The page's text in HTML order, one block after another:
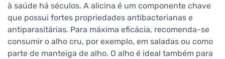
à saúde há séculos. A alicina é um componente chave
que possui fortes propriedades antibacterianas e
antiparasitárias. Para máxima eficácia, recomenda-se
consumir o alho cru, por exemplo, em saladas ou como
parte de manteiga de alho. O alho é ideal também para